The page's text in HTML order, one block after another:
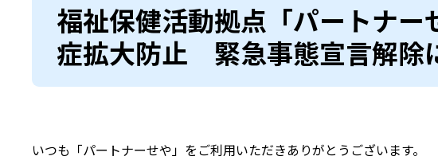
福祉保健活動拠点「パートナ
症拡大防止 緊急事態宣言解除
いつも「パートナーせや」をご利用いただきありがとうございます。